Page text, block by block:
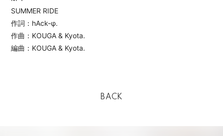
SUMMER RIDE
作詞：hAck-φ.
作曲：KOUGA & Kyota.
編曲：KOUGA & Kyota.
BACK